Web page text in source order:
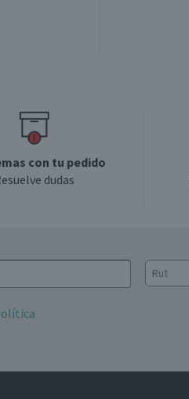
con tu pedido
dudas